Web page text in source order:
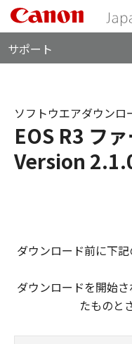
サポート
EOS R3 フ
Version
ソフトウエアダウンロ
ダウンロード前に下
ダウンロードを開始
たものと